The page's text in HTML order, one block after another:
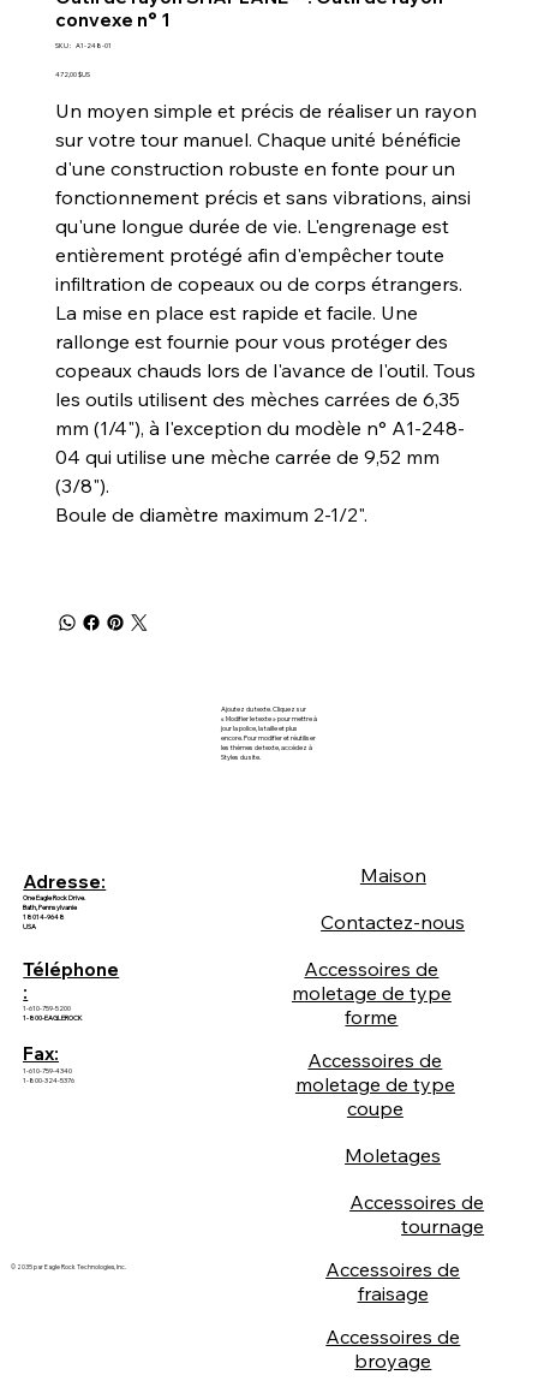
convexe n° 1
SKU : SKU
248-
A1-248-01
Prix
472,00 $US
Un moyen simple et précis de réaliser un rayon
sur votre tour manuel. Chaque unité bénéficie
d'une construction robuste en fonte pour un
fonctionnement précis et sans vibrations, ainsi
qu'une longue durée de vie. L'engrenage est
entièrement protégé afin d'empêcher toute
infiltration de copeaux ou de corps étrangers.
La mise en place est rapide et facile. Une
rallonge est fournie pour vous protéger des
copeaux chauds lors de l'avance de l'outil. Tous
les outils utilisent des mèches carrées de 6,35
mm (1/4"), à l'exception du modèle n° A1-248-
04 qui utilise une mèche carrée de 9,52 mm
(3/8").
Boule de diamètre maximum 2-1/2".
Ajoutez du texte. Cliquez sur
« Modifier le texte » pour mettre à
jour la police, la taille et plus
encore. Pour modifier et réutiliser
les thèmes de texte, accédez à
Styles du site.
Adresse:
One Eagle Rock Drive.
Bath, Pennsylvanie
18014-9648
USA
Téléphone
:
1-610-759-5200
1-800-EAGLEROCK
Fax:
1-610-759-4340
1-800-324-5376
© 2035 par Eagle Rock Technologies, Inc.
Maison
Contactez-nous
Accessoires de
moletage de type
forme
Accessoires de
moletage de type
coupe
Moletages
Accessoires de
tournage
Accessoires de
fraisage
Accessoires de
broyage